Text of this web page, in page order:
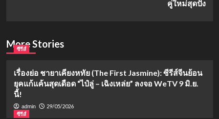
คู่ใหม่สุดปัง
More Stories
ซีรีส์
เรื่องย่อ ชายาเคียงหทัย (The First Jasmine): ซีรีส์จีนย้อน
ยุคแก้แค้นสุดเดือด “ไป๋ลู่ – เฉิงเหล่ย” ลงจอ WeTV 9 มิ.ย.
นี้!
admin
29/05/2026
ซีรีส์